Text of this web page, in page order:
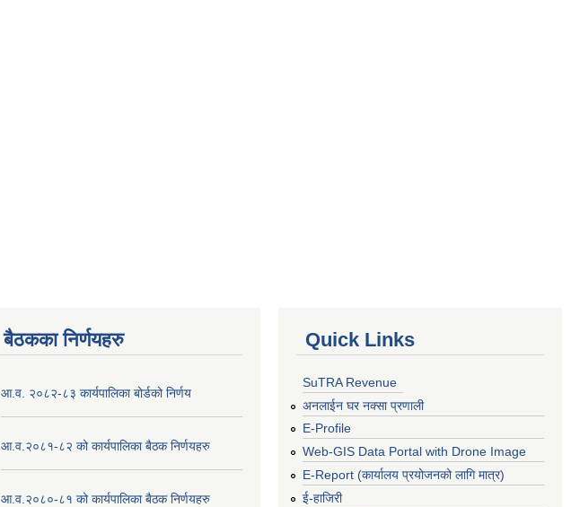
बैठकका निर्णयहरु
आ.व. २०८२-८३ कार्यपालिका बोर्डको निर्णय
आ.व.२०८१-८२ को कार्यपालिका बैठक निर्णयहरु
आ.व.२०८०-८१ को कार्यपालिका बैठक निर्णयहरु
Quick Links
SuTRA Revenue
अनलाईन घर नक्सा प्रणाली
E-Profile
Web-GIS Data Portal with Drone Image
E-Report (कार्यालय प्रयोजनको लागि मात्र)
ई-हाजिरी